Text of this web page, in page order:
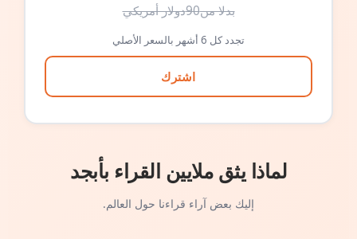
بدلا من90دولار أمريكي
تجدد كل 6 أشهر بالسعر الأصلي
اشترك
لماذا يثق ملايين القراء بأبجد
إليك بعض آراء قراءنا حول العالم.